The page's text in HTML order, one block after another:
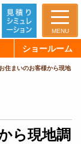
MENU
ショールーム
住まいのお客様から現地
ら現地調